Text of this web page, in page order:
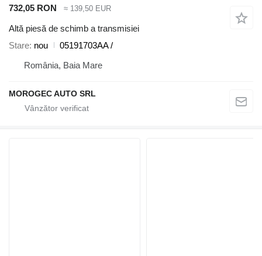
732,05 RON ≈ 139,50 EUR
Altă piesă de schimb a transmisiei
Stare nou
05191703AA /
România, Baia Mare
MOROGEC AUTO SRL